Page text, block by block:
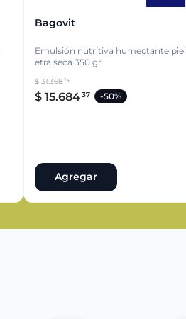
Bagovit
Emulsión nutritiva humectante piel
etra seca 350 gr
$ 31.368 74
$ 15.68437 -50%
Agregar